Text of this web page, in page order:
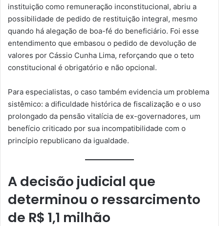
instituição como remuneração inconstitucional, abriu a
possibilidade de pedido de restituição integral, mesmo
quando há alegação de boa-fé do beneficiário. Foi esse
entendimento que embasou o pedido de devolução de
valores por Cássio Cunha Lima, reforçando que o teto
constitucional é obrigatório e não opcional.
Para especialistas, o caso também evidencia um problema
sistêmico: a dificuldade histórica de fiscalização e o uso
prolongado da pensão vitalícia de ex-governadores, um
benefício criticado por sua incompatibilidade com o
princípio republicano da igualdade.
A decisão judicial que
determinou o ressarcimento
de R$ 1,1 milhão